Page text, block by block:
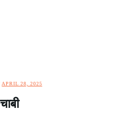
APRIL 28, 2025